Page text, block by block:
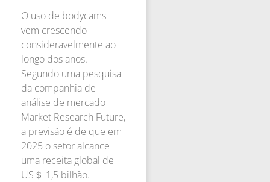
O uso de bodycams
vem crescendo
consideravelmente ao
longo dos anos.
Segundo uma pesquisa
da companhia de
análise de mercado
Market Research Future,
a previsão é de que em
2025 o setor alcance
uma receita global de
US＄ 1,5 bilhão.